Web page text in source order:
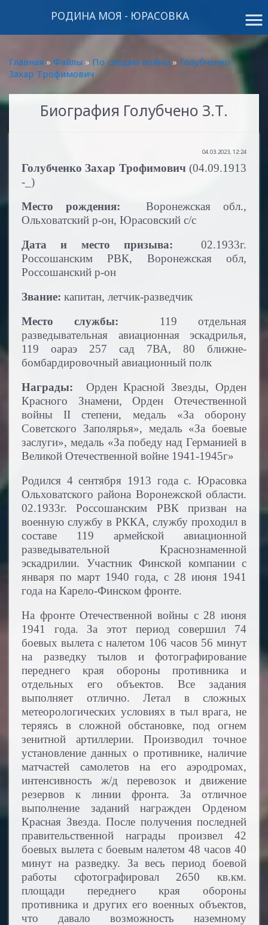
menu
РОДИНА МОЯ - ЮРАСОВКА
Главная » Файлы » По следам войны » Голубченко
Захар Трофимович
Биография Голубчено З.Т.
04.03.2023, 12:24
Голубченко Захар Трофимович (04.09.1913
-_)
Место рождения: Воронежская обл.,
Ольховатский р-он, Юрасовский с/с
Дата и место призыва: 02.1933г.
Россошанским РВК, Воронежская обл,
Россошанский р-он
Звание: капитан, летчик-разведчик
Место службы: 119 отдельная
разведывательная авиационная эскадрилья,
119 оараэ 257 сад 7ВА, 80 ближне-
бомбардировочный авиационный полк
Награды: Орден Красной Звезды, Орден
Красного Знамени, Орден Отечественной
войныII степени, медаль «За оборону
Советского Заполярья», медаль «За боевые
заслуги», медаль «За победу над Германией в
Великой Отечественной войне 1941-1945г»
Родился 4 сентября 1913 года с. Юрасовка
Ольховатского района Воронежской области.
02.1933г.
Россошанским РВК призван на
военную службу в РККА, службу проходил в
составе 119 армейской авиационной
разведывательной Краснознаменной
эскадрилии. Участник Финской компании с
января по март 1940 года, с 28 июня 1941
года на Карело-Финском фронте.
На фронте Отечественной войны с 28 июня
1941 года. За этот период совершил 74
боевых вылета с налетом 106 часов 56 минут
на разведку тылов и фотографирование
переднего края обороны противника и
отдельных его объектов. Все задания
выполняет отлично. Летал в сложных
метеорологических условиях в тыл врага, не
теряясь в сложной обстановке, под огнем
зенитной артиллерии. Производил точное
установление данных о противнике, наличие
матчастей самолетов на его аэродромах,
интенсивность ж/д перевозок и движение
резервов к линии фронта. За отличное
выполнение заданий награжден Орденом
Красная Звезда. После получения последней
правительственной награды произвел 42
боевых вылета с боевым налетом 48 часов 40
минут на разведку. За весь период боевой
работы сфотографировал 2650 кв.км.
площади переднего края обороны
противника и других его военных объектов,
что давало возможность наземному